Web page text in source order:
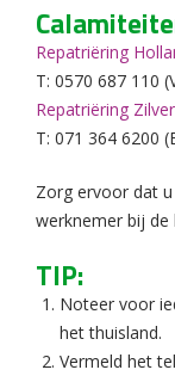
Repatriëring
T: 0570 687 110
Repatriëring
T: 071 364 6200
Zorg ervoor dat
werknemer bij de
TIP:
Noteer voor
het thuisland.
Vermeld het